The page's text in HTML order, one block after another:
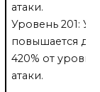
атаки.
Уровень 201:
повышается до
420% от уровня
атаки.